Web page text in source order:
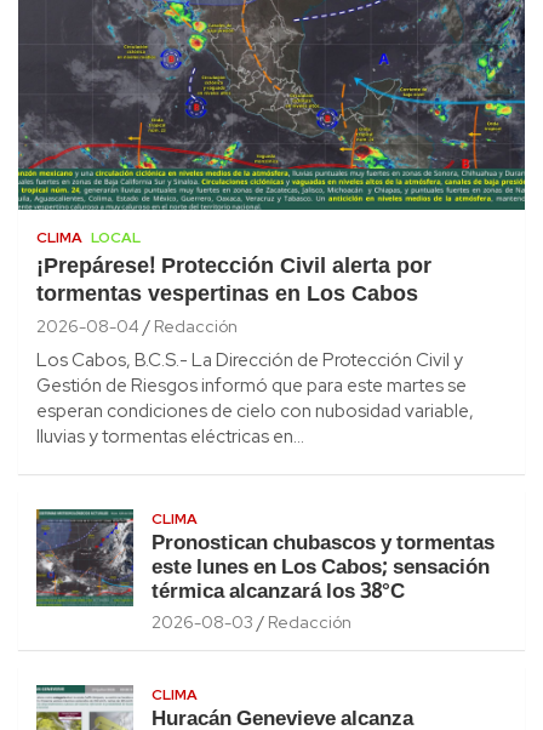
CLIMA LOCAL
¡Prepárese! Protección Civil alerta por
tormentas vespertinas en Los Cabos
2026-08-04 Redacción
Los Cabos, B.C.S.- La Dirección de Protección Civil y
Gestión de Riesgos informó que para este martes se
esperan condiciones de cielo con nubosidad variable,
lluvias y tormentas eléctricas en…
CLIMA
Pronostican chubascos y tormentas
este lunes en Los Cabos; sensación
térmica alcanzará los 38°C
2026-08-03 Redacción
CLIMA
Huracán Genevieve alcanza